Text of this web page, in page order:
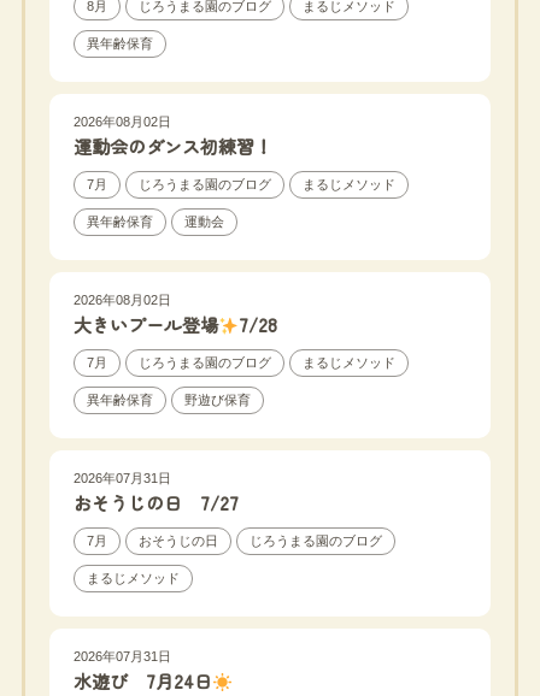
8月 じろうまる園のブログ まるじメソッド
異年齢保育
2026年08月02日
運動会のダンス初練習！
7月 じろうまる園のブログ まるじメソッド
異年齢保育 運動会
2026年08月02日
大きいプール登場 7/28
7月 じろうまる園のブログ まるじメソッド
異年齢保育 野遊び保育
2026年07月31日
おそうじの日 7/27
7月 おそうじの日 じろうまる園のブログ
まるじメソッド
2026年07月31日
水遊び 7月24日